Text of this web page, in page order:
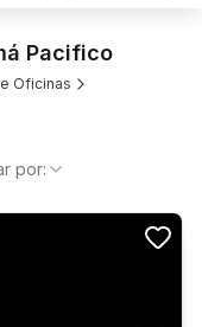
Pacifico
Oficinas
por: